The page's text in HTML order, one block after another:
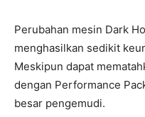
Perubahan mesin Dark
menghasilkan sedikit
Meskipun dapat
dengan Performance
besar pengemudi.